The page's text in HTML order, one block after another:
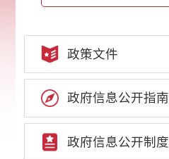
政策文件
政府信息公开指南
政府信息公开制度